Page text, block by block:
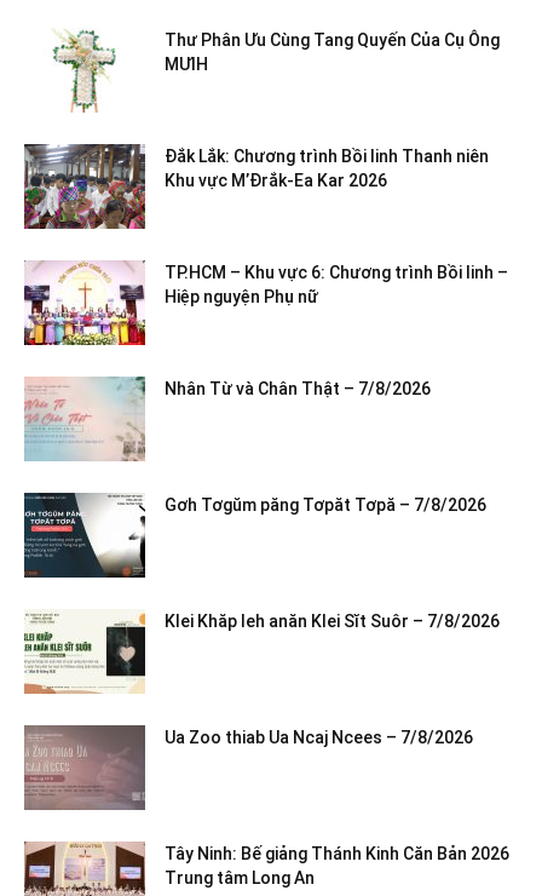
Thư Phân Ưu Cùng Tang Quyến Của Cụ Ông
MƯIH
Đắk Lắk: Chương trình Bồi linh Thanh niên
Khu vực M’Đrắk-Ea Kar 2026
TP.HCM – Khu vực 6: Chương trình Bồi linh –
Hiệp nguyện Phụ nữ
Nhân Từ và Chân Thật – 7/8/2026
Gơh Tơgŭm păng Tơpăt Tơpă – 7/8/2026
Klei Khăp leh anăn Klei Sĭt Suôr – 7/8/2026
Ua Zoo thiab Ua Ncaj Ncees – 7/8/2026
Tây Ninh: Bế giảng Thánh Kinh Căn Bản 2026
Trung tâm Long An